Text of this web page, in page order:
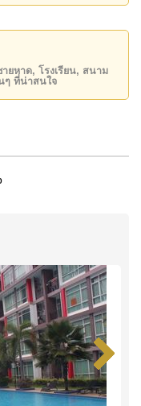
ได้แก่: ไกล้เคียงรถ
หรือทางหลวง ,
ฟาร์มจระเข้ ,
(สนามเก่า ไร่ ริม
า, รพ.กรุงเทพจอม
คา ฿ 2,590,000
มตร
ยใต้กรรมสิทธิ์ ชื่อ
เป็นบ้านในฝันของ
ร +6638411250
และ LINE:
ยหาด, โรงเรียน, สนาม
ๆ ที่น่าสนใจ